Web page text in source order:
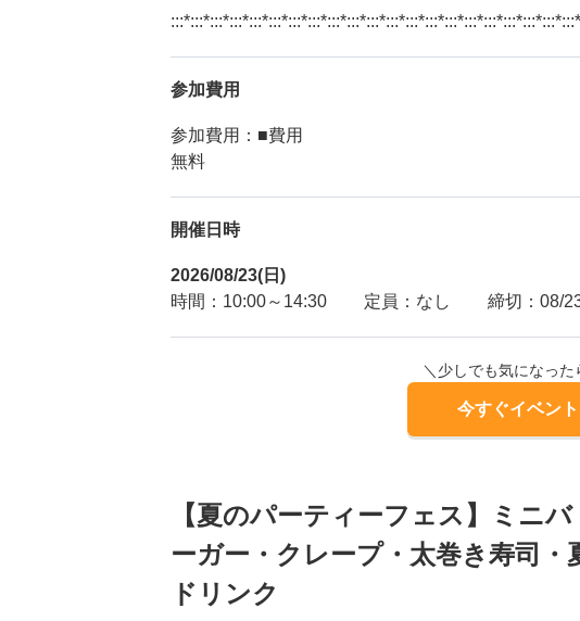
:::*:::*:::*:::*:::*:::*:::*:::*:::*:::*:::*:::*:::*:::*:::*:::*:::*:::*:::*:::*:::*
参加費用
参加費用：■費用
無料
開催日時
2026/08/23(日)
時間：10:00～14:30
定員：なし 締切：08/
＼少しでも気になっ
今すぐイベン
【夏のパーティーフェス】ミニバ
ーガー・クレープ・太巻き寿司・
ドリンク